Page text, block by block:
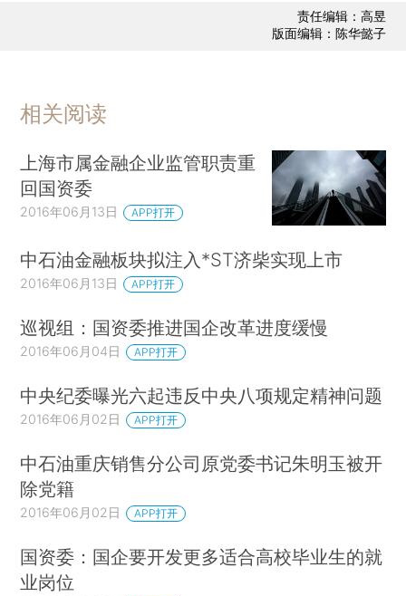
责任编辑：高昱
版面编辑：陈华懿子
相关阅读
上海市属金融企业监管职责重
回国资委
2016年06月13日 APP打开
中石油金融板块拟注入*ST济柴实现上市
2016年06月13日 APP打开
巡视组：国资委推进国企改革进度缓慢
2016年06月04日 APP打开
中央纪委曝光六起违反中央八项规定精神问题
2016年06月02日 APP打开
中石油重庆销售分公司原党委书记朱明玉被开
除党籍
2016年06月02日 APP打开
国资委：国企要开发更多适合高校毕业生的就
业岗位